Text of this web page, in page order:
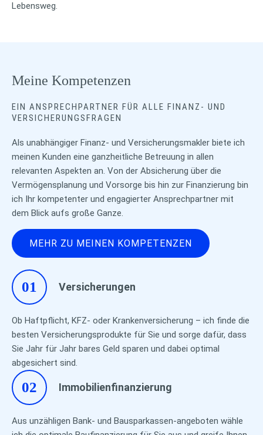
Lebensweg.
Meine Kompetenzen
EIN ANSPRECHPARTNER FÜR ALLE FINANZ- UND
VERSICHERUNGSFRAGEN
Als unabhängiger Finanz- und Versicherungsmakler biete ich
meinen Kunden eine ganzheitliche Betreuung in allen
relevanten Aspekten an. Von der Absicherung über die
Vermögensplanung und Vorsorge bis hin zur Finanzierung bin
ich Ihr kompetenter und engagierter Ansprechpartner mit
dem Blick aufs große Ganze.
MEHR ZU MEINEN KOMPETENZEN
01 Versicherungen
Ob Haftpflicht, KFZ- oder Krankenversicherung – ich finde die
besten Versicherungsprodukte für Sie und sorge dafür, dass
Sie Jahr für Jahr bares Geld sparen und dabei optimal
abgesichert sind.
02 Immobilienfinanzierung
Aus unzähligen Bank- und Bausparkassen-angeboten wähle